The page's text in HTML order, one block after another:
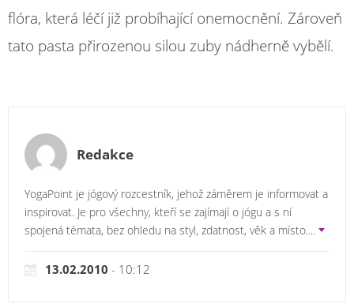
flóra, která léčí již probíhající onemocnění. Zároveň
tato pasta přirozenou silou zuby nádherně vybělí.
Redakce
YogaPoint je jógový rozcestník, jehož záměrem je informovat a
inspirovat. Je pro všechny, kteří se zajímají o jógu a s ní
spojená témata, bez ohledu na styl, zdatnost, věk a místo....
13.02.2010 - 10:12